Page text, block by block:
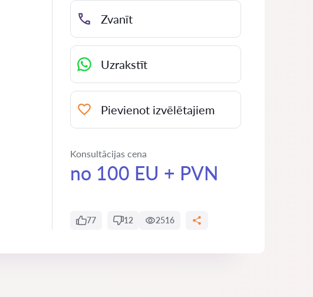
Zvanīt
Uzrakstīt
Pievienot izvēlētajiem
Konsultācijas cena
no 100 EU + PVN
77 12 2516